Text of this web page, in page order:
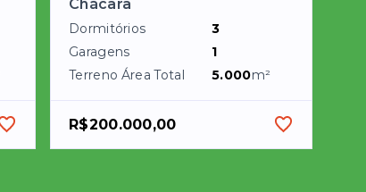
Chácara
Dormitórios
3
Garagens
1
Terreno Área Total
5.000m²
R$200.000,00